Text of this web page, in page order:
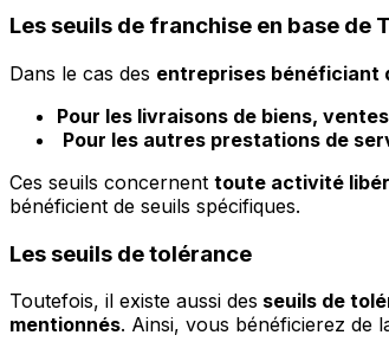
Les seuils de franchise en base de
Dans le cas des entreprises bénéficiant
Pour les livraisons de biens,
Pour les autres prestations de
Ces seuils concernent toute activité
bénéficient de seuils spécifiques.
Les seuils de tolérance
Toutefois, il existe aussi des seuils de
mentionnés. Ainsi, vous bénéficierez de